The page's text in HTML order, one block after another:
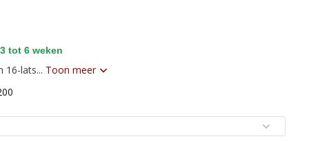
tot 6 weken
16-lats... Toon meer